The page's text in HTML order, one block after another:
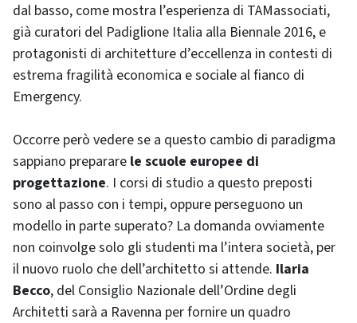
dal basso, come mostra l’esperienza di TAMassociati,
già curatori del Padiglione Italia alla Biennale 2016, e
protagonisti di architetture d’eccellenza in contesti di
estrema fragilità economica e sociale al fianco di
Emergency.
Occorre però vedere se a questo cambio di paradigma
sappiano preparare le scuole europee di
progettazione. I corsi di studio a questo preposti
sono al passo con i tempi, oppure perseguono un
modello in parte superato? La domanda ovviamente
non coinvolge solo gli studenti ma l’intera società, per
il nuovo ruolo che dell’architetto si attende. Ilaria
Becco, del Consiglio Nazionale dell’Ordine degli
Architetti sarà a Ravenna per fornire un quadro